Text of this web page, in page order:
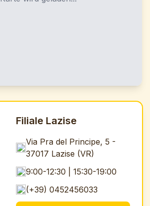
Filiale Lazise
Via Pra del Principe, 5 -
37017 Lazise (VR)
9:00-12:30 | 15:30-19:00
(+39) 0452456033